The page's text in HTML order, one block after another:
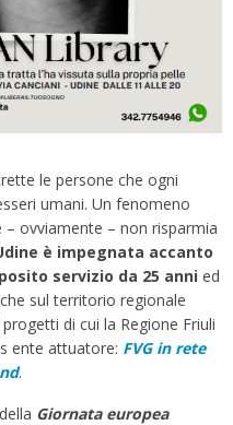
le persone che ogni
umani. Un fenomeno
– ovviamente – non risparmia
è impegnata accanto
servizio da 25 anni ed
sul territorio regionale
di cui la Regione Friuli
ente attuatore: FVG in rete
.
Giornata europea